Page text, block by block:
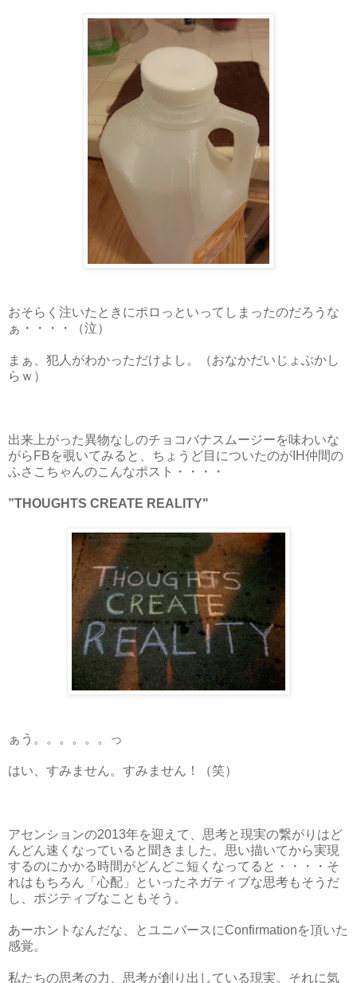
おそらく注いたときにポロっといってしまったのだろうな
ぁ・・・・（泣）
まぁ、犯人がわかっただけよし。（おなかだいじょぶかし
らｗ）
出来上がった異物なしのチョコバナスムージーを味わいな
がらFBを覗いてみると、ちょうど目についたのがIH仲間の
ふさこちゃんのこんなポスト・・・・
”THOUGHTS CREATE REALITY"
ぁう。。。。。。っ
はい、すみません。すみません！（笑）
アセンションの2013年を迎えて、思考と現実の繋がりはど
んどん速くなっていると聞きました。思い描いてから実現
するのにかかる時間がどんどこ短くなってると・・・・そ
れはもちろん「心配」といったネガティブな思考もそうだ
し、ポジティブなこともそう。
あーホントなんだな、とユニバースにConfirmationを頂いた
感覚。
私たちの思考の力、思考が創り出している現実。それに気